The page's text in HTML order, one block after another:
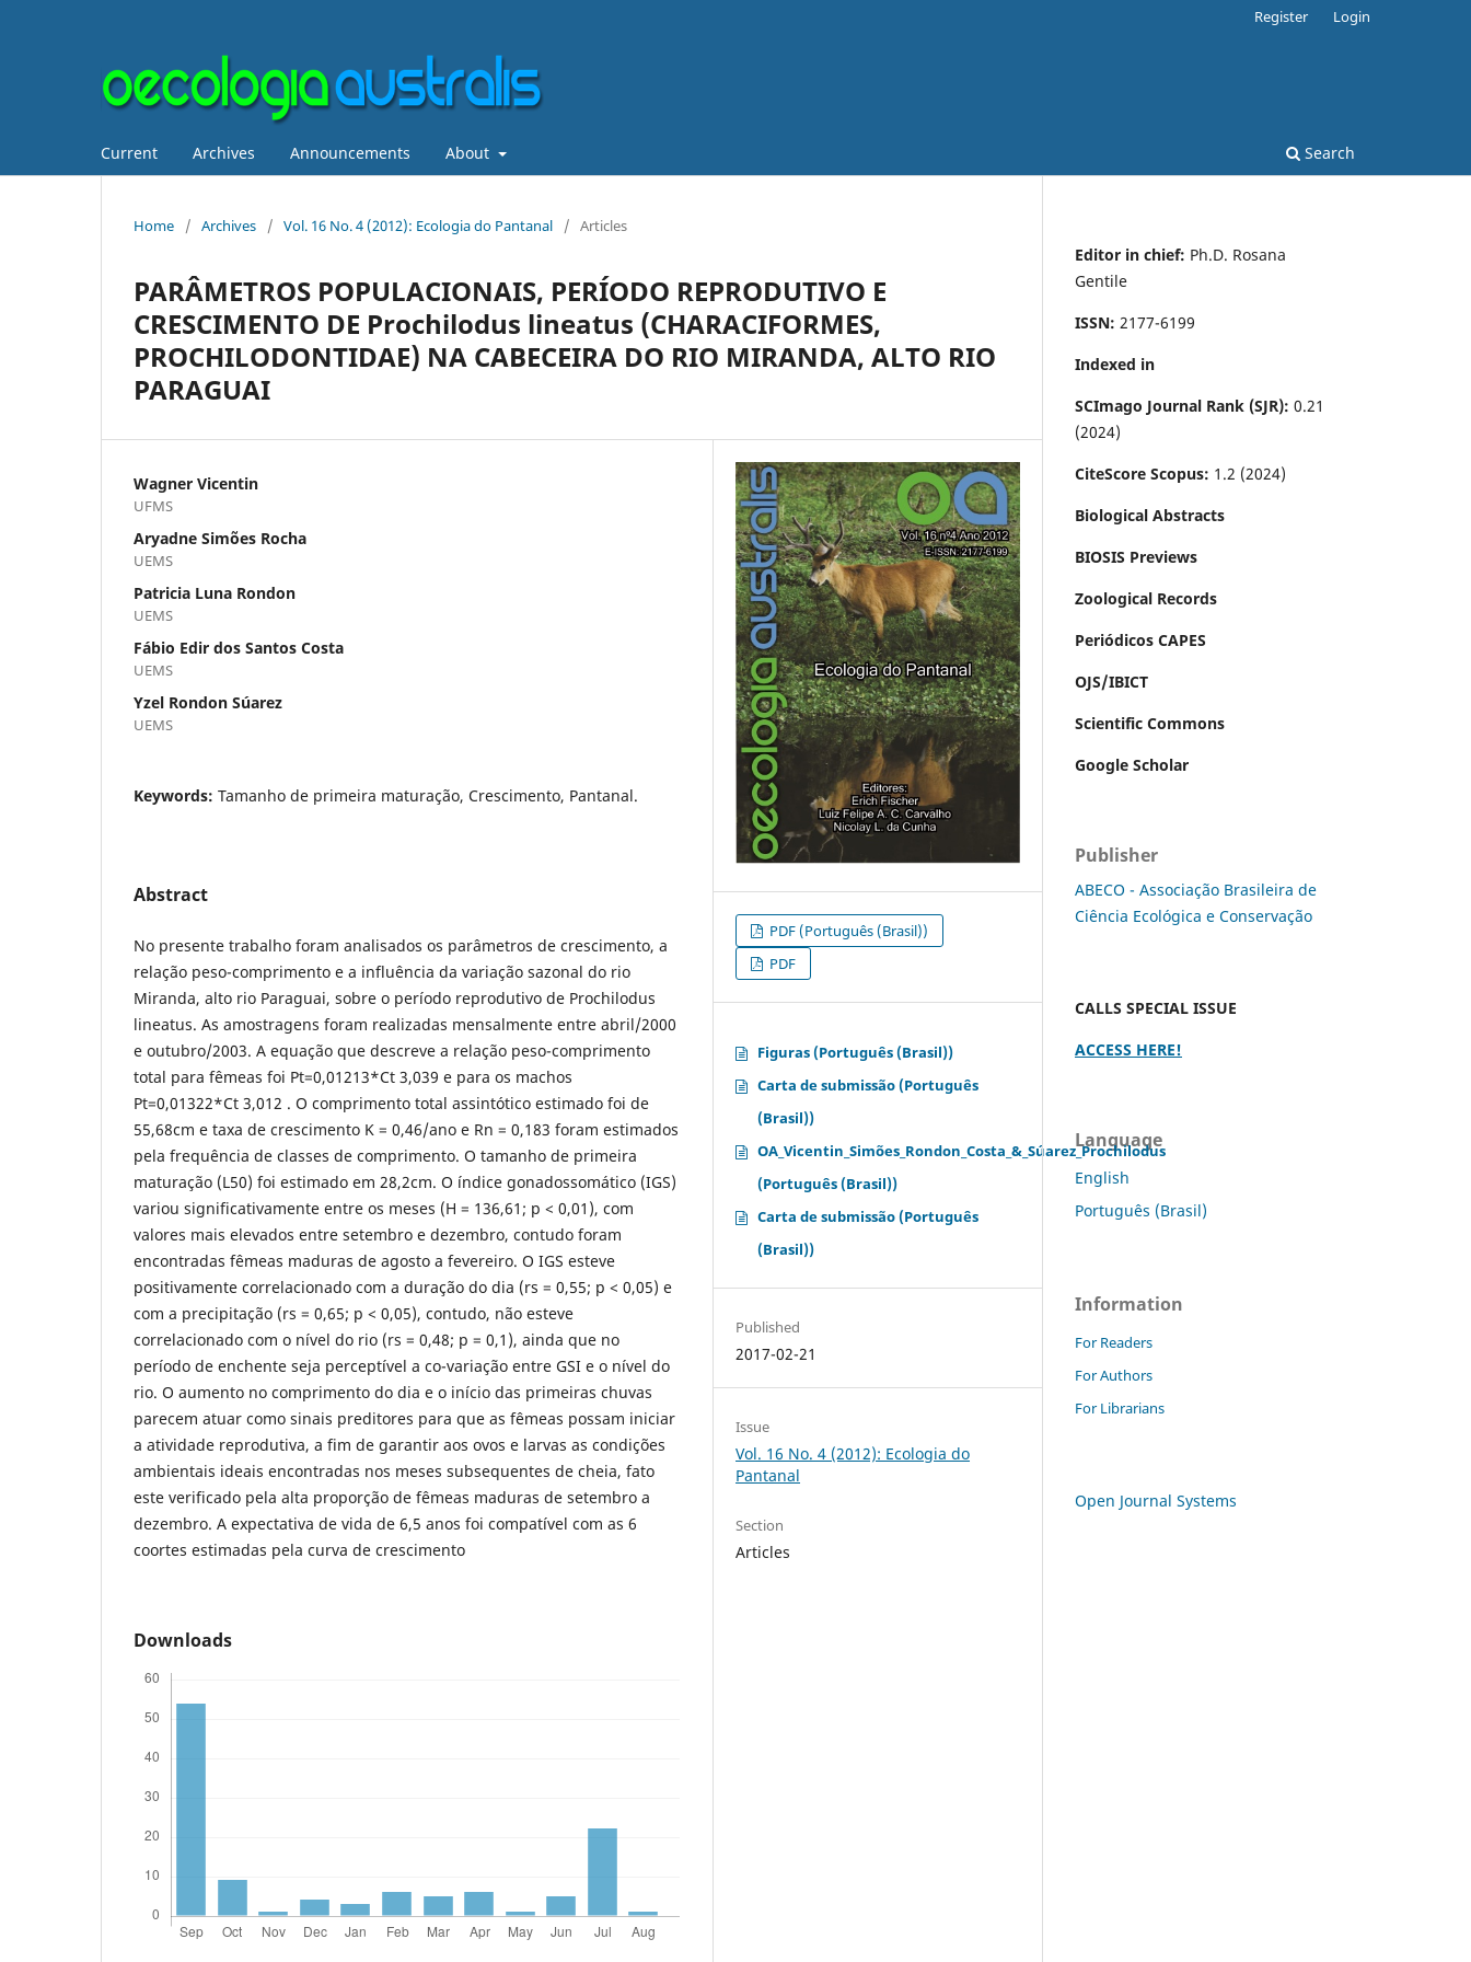
Current Archives Announcements About Search
Register Login
Home / Archives / Vol. 16 No. 4 (2012): Ecologia do Pantanal / Articles
PARÂMETROS POPULACIONAIS, PERÍODO REPRODUTIVO E
CRESCIMENTO DE Prochilodus lineatus (CHARACIFORMES,
PROCHILODONTIDAE) NA CABECEIRA DO RIO MIRANDA, ALTO RIO
PARAGUAI
Wagner Vicentin
UFMS
Aryadne Simões Rocha
UEMS
Patricia Luna Rondon
UEMS
Fábio Edir dos Santos Costa
UEMS
Yzel Rondon Súarez
UEMS
Keywords: Tamanho de primeira maturação, Crescimento, Pantanal.
Abstract
No presente trabalho foram analisados os parâmetros de crescimento, a
relação peso-comprimento e a influência da variação sazonal do rio
Miranda, alto rio Paraguai, sobre o período reprodutivo de Prochilodus
lineatus. As amostragens foram realizadas mensalmente entre abril/2000
e outubro/2003. A equação que descreve a relação peso-comprimento
total para fêmeas foi Pt=0,01213*Ct 3,039 e para os machos
Pt=0,01322*Ct 3,012 . O comprimento total assintótico estimado foi de
55,68cm e taxa de crescimento K = 0,46/ano e Rn = 0,183 foram estimados
pela frequência de classes de comprimento. O tamanho de primeira
maturação (L50) foi estimado em 28,2cm. O índice gonadossomático (IGS)
variou significativamente entre os meses (H = 136,61; p < 0,01), com
valores mais elevados entre setembro e dezembro, contudo foram
encontradas fêmeas maduras de agosto a fevereiro. O IGS esteve
positivamente correlacionado com a duração do dia (rs = 0,55; p < 0,05) e
com a precipitação (rs = 0,65; p < 0,05), contudo, não esteve
correlacionado com o nível do rio (rs = 0,48; p = 0,1), ainda que no
período de enchente seja perceptível a co-variação entre GSI e o nível do
rio. O aumento no comprimento do dia e o início das primeiras chuvas
parecem atuar como sinais preditores para que as fêmeas possam iniciar
a atividade reprodutiva, a fim de garantir aos ovos e larvas as condições
ambientais ideais encontradas nos meses subsequentes de cheia, fato
este verificado pela alta proporção de fêmeas maduras de setembro a
dezembro. A expectativa de vida de 6,5 anos foi compatível com as 6
coortes estimadas pela curva de crescimento
Downloads
PDF (Português (Brasil))
PDF
Figuras (Português (Brasil))
Carta de submissão (Português
(Brasil))
OA_Vicentin_Simões_Rondon_Costa_&_Súarez_Prochilodus
(Português (Brasil))
Carta de submissão (Português
(Brasil))
Published
2017-02-21
Issue
Vol. 16 No. 4 (2012): Ecologia do
Pantanal
Section
Articles
Editor in chief: Ph.D. Rosana
Gentile
ISSN: 2177-6199
Indexed in
SCImago Journal Rank (SJR): 0.21
(2024)
CiteScore Scopus: 1.2 (2024)
Biological Abstracts
BIOSIS Previews
Zoological Records
Periódicos CAPES
OJS/IBICT
Scientific Commons
Google Scholar
Publisher
ABECO - Associação Brasileira de
Ciência Ecológica e Conservação
CALLS SPECIAL ISSUE
ACCESS HERE!
Language
English
Português (Brasil)
Information
For Readers
For Authors
For Librarians
Open Journal Systems